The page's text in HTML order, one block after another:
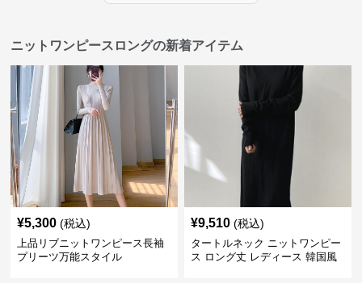
ニットワンピースロングの新着アイテム
¥5,300 (税込)
上品リブニットワンピース長袖
プリーツ万能スタイル
¥9,510 (税込)
タートルネック ニットワンピー
ス ロング丈 レディース 韓国風